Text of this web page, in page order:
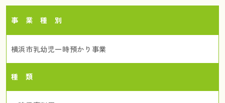
事 業 種 別
横浜市乳幼児一時預かり事業
種 類